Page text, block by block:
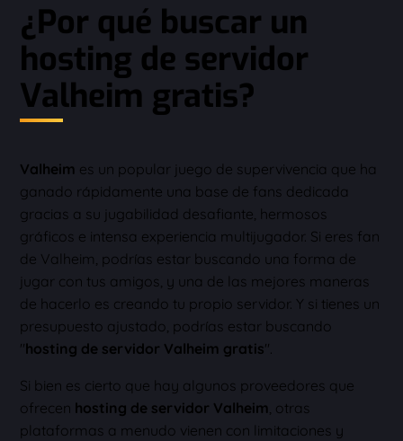
¿Por qué buscar un
hosting de servidor
Valheim gratis?
Valheim es un popular juego de supervivencia que ha
ganado rápidamente una base de fans dedicada
gracias a su jugabilidad desafiante, hermosos
gráficos e intensa experiencia multijugador. Si eres fan
de Valheim, podrías estar buscando una forma de
jugar con tus amigos, y una de las mejores maneras
de hacerlo es creando tu propio servidor. Y si tienes un
presupuesto ajustado, podrías estar buscando
"hosting de servidor Valheim gratis".
Si bien es cierto que hay algunos proveedores que
ofrecen hosting de servidor Valheim, otras
plataformas a menudo vienen con limitaciones y